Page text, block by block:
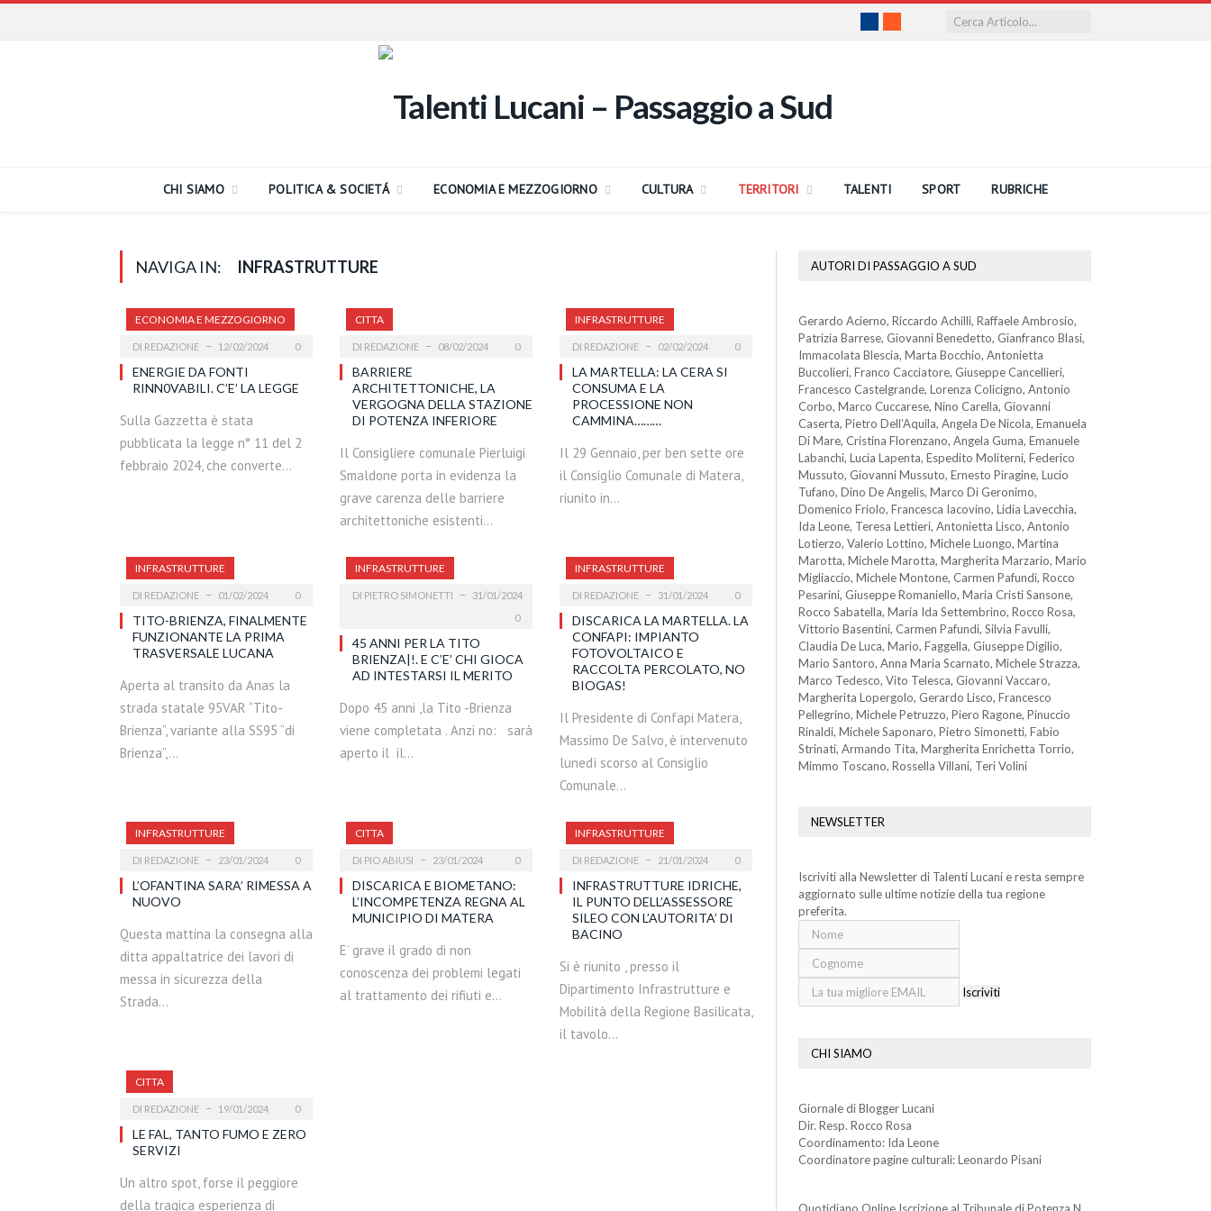
CHI SIAMO POLITICA & SOCIETÁ ECONOMIA E MEZZOGIORNO CULTURA TERRITORI TALENTI SPORT RUBRICHE
NAVIGA IN: INFRASTRUTTURE
ECONOMIA E MEZZOGIORNO
DI REDAZIONE 12/02/2024 0
ENERGIE DA FONTI
RINN0VABILI. C’E’ LA LEGGE
Sulla Gazzetta è stata
pubblicata la legge n° 11 del 2
febbraio 2024, che converte…
CITTA
DI REDAZIONE 08/02/2024 0
BARRIERE
ARCHITETTONICHE, LA
VERGOGNA DELLA STAZIONE
DI POTENZA INFERIORE
Il Consigliere comunale Pierluigi
Smaldone porta in evidenza la
grave carenza delle barriere
architettoniche esistenti…
INFRASTRUTTURE
DI REDAZIONE 02/02/2024 0
LA MARTELLA: LA CERA SI
CONSUMA E LA
PROCESSIONE NON
CAMMINA………
Il 29 Gennaio, per ben sette ore
il Consiglio Comunale di Matera,
riunito in…
INFRASTRUTTURE
DI REDAZIONE 01/02/2024 0
TITO-BRIENZA, FINALMENTE
FUNZIONANTE LA PRIMA
TRASVERSALE LUCANA
Aperta al transito da Anas la
strada statale 95VAR “Tito-
Brienza”, variante alla SS95 “di
Brienza”,…
INFRASTRUTTURE
DI PIETRO SIMONETTI
31/01/2024
0
45 ANNI PER LA TITO
BRIENZA|!. E C’E’ CHI GIOCA
AD INTESTARSI IL MERITO
Dopo 45 anni ,la Tito -Brienza
viene completata . Anzi no: sarà
aperto il il…
INFRASTRUTTURE
DI REDAZIONE 31/01/2024 0
DISCARICA LA MARTELLA. LA
CONFAPI: IMPIANTO
FOTOVOLTAICO E
RACCOLTA PERCOLATO, NO
BIOGAS!
Il Presidente di Confapi Matera,
Massimo De Salvo, è intervenuto
lunedì scorso al Consiglio
Comunale…
INFRASTRUTTURE
DI REDAZIONE 23/01/2024 0
L’OFANTINA SARA’ RIMESSA A
NUOVO
Questa mattina la consegna alla
ditta appaltatrice dei lavori di
messa in sicurezza della
Strada…
CITTA
DI PIO ABIUSI 23/01/2024 0
DISCARICA E BIOMETANO:
L’INCOMPETENZA REGNA AL
MUNICIPIO DI MATERA
E’ grave il grado di non
conoscenza dei problemi legati
al trattamento dei rifiuti e…
INFRASTRUTTURE
DI REDAZIONE 21/01/2024 0
INFRASTRUTTURE IDRICHE,
IL PUNTO DELL’ASSESSORE
SILEO CON L’AUTORITA’ DI
BACINO
Si è riunito , presso il
Dipartimento Infrastrutture e
Mobilità della Regione Basilicata,
il tavolo…
CITTA
DI REDAZIONE 19/01/2024 0
LE FAL, TANTO FUMO E ZERO
SERVIZI
Un altro spot, forse il peggiore
della tragica esperienza di
AUTORI DI PASSAGGIO A SUD
Gerardo Acierno, Riccardo Achilli, Raffaele Ambrosio,
Patrizia Barrese, Giovanni Benedetto, Gianfranco Blasi,
Immacolata Blescia, Marta Bocchio, Antonietta
Buccolieri, Franco Cacciatore, Giuseppe Cancellieri,
Francesco Castelgrande, Lorenza Colicigno, Antonio
Corbo, Marco Cuccarese, Nino Carella, Giovanni
Caserta, Pietro Dell’Aquila, Angela De Nicola, Emanuela
Di Mare, Cristina Florenzano, Angela Guma, Emanuele
Labanchi, Lucia Lapenta, Espedito Moliterni, Federico
Mussuto, Giovanni Mussuto, Ernesto Piragine, Lucio
Tufano, Dino De Angelis, Marco Di Geronimo,
Domenico Friolo, Francesca Iacovino, Lidia Lavecchia,
Ida Leone, Teresa Lettieri, Antonietta Lisco, Antonio
Lotierzo, Valerio Lottino, Michele Luongo, Martina
Marotta, Michele Marotta, Margherita Marzario, Mario
Migliaccio, Michele Montone, Carmen Pafundi, Rocco
Pesarini, Giuseppe Romaniello, Maria Cristi Sansone,
Rocco Sabatella, Maria Ida Settembrino, Rocco Rosa,
Vittorio Basentini, Carmen Pafundi, Silvia Favulli,
Claudia De Luca, Mario, Faggella, Giuseppe Digilio,
Mario Santoro, Anna Maria Scarnato, Michele Strazza,
Marco Tedesco, Vito Telesca, Giovanni Vaccaro,
Margherita Lopergolo, Gerardo Lisco, Francesco
Pellegrino, Michele Petruzzo, Piero Ragone, Pinuccio
Rinaldi, Michele Saponaro, Pietro Simonetti, Fabio
Strinati, Armando Tita, Margherita Enrichetta Torrio,
Mimmo Toscano, Rossella Villani, Teri Volini
NEWSLETTER
Iscriviti alla Newsletter di Talenti Lucani e resta sempre
aggiornato sulle ultime notizie della tua regione
preferita.
Iscriviti
CHI SIAMO
Giornale di Blogger Lucani
Dir. Resp. Rocco Rosa
Coordinamento: Ida Leone
Coordinatore pagine culturali: Leonardo Pisani